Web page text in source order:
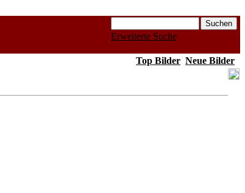
Erweiterte Suche
Top Bilder Neue Bilder